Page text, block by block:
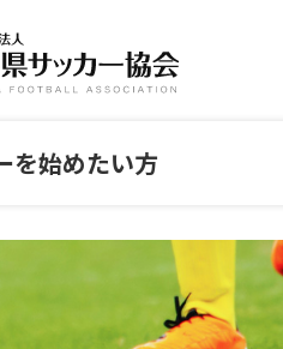
を始めたい方
サッカーを始める時